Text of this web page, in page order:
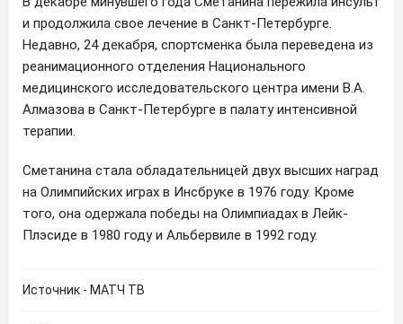
и продолжила свое лечение в Санкт-Петербурге.
Недавно, 24 декабря, спортсменка была переведена из
реанимационного отделения Национального
медицинского исследовательского центра имени В.А.
Алмазова в Санкт-Петербурге в палату интенсивной
терапии.
Сметанина стала обладательницей двух высших наград
на Олимпийских играх в Инсбруке в 1976 году. Кроме
того, она одержала победы на Олимпиадах в Лейк-
Плэсиде в 1980 году и Альбервиле в 1992 году.
Источник - МАТЧ ТВ